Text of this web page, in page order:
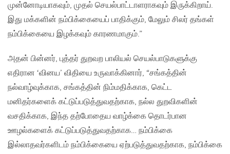
முன்னோடியாகவும், முதல் செயல்பாட்டாளராகவும் இருக்கிறாய்.
இது மக்களின் நம்பிக்கையைப் பாதிக்கும், மேலும் சிலர் தங்கள்
நம்பிக்கையை இழக்கவும் காரணமாகும்.”
அதன் பின்னர், புத்தர் துறவற பாலியல் செயல்பாடுகளுக்கு
எதிரான ‘வினய’ விதியை உருவாக்கினார், “சங்கத்தின்
நல்வாழ்வுக்காக, சங்கத்தின் நிம்மதிக்காக, கெட்ட
மனிதர்களைக் கட்டுப்படுத்துவதற்காக, நல்ல துறவிகளின்
வசதிக்காக, இந்த தற்போதைய வாழ்க்கை தொடர்பான
ஊழல்களைக் கட்டுப்படுத்துவதற்காக… நம்பிக்கை
இல்லாதவர்களிடம் நம்பிக்கையை ஏற்படுத்துவதற்காக, நம்பிக்கை